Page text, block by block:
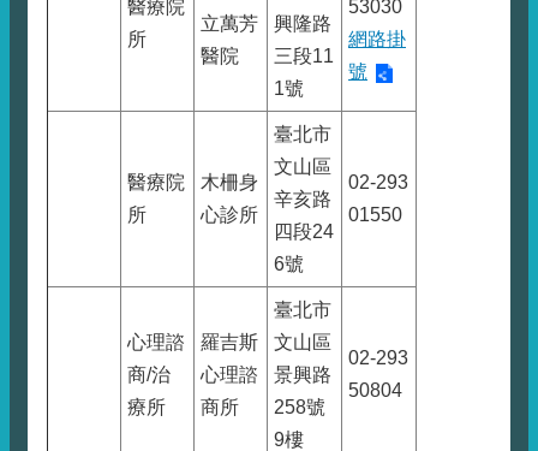
醫療院
所
立萬芳
醫院
興隆路
三段11
1號
53030
網路掛
號
醫療院
所
木柵身
心診所
臺北市
文山區
辛亥路
四段24
6號
02-293
01550
心理諮
商/治
療所
羅吉斯
心理諮
商所
臺北市
文山區
景興路
258號
9樓
02-293
50804